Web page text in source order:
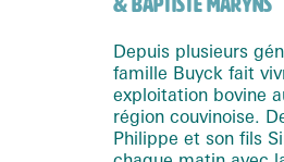
Depuis plusieurs
famille Buyck fait
exploitation bovine
région couvinoise.
Philippe et son fils